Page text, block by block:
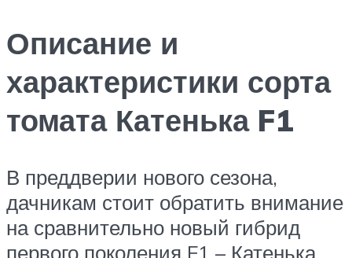
Описание и
характеристики сорта
томата Катенька F1
В преддверии нового сезона,
дачникам стоит обратить внимание
на сравнительно новый гибрид
первого поколения F1 – Катенька.